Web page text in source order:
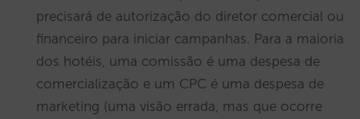
precisará de autorização do diretor comercial ou
financeiro para iniciar campanhas. Para a maioria
dos hotéis, uma comissão é uma despesa de
comercialização e um CPC é uma despesa de
marketing (uma visão errada, mas que ocorre